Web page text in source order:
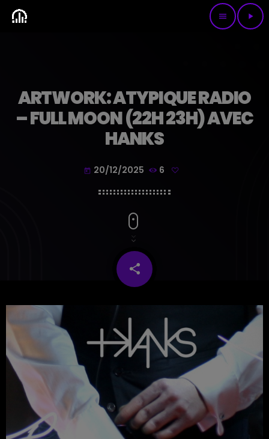
menu play_arrow
ARTWORK: ATYPIQUE RADIO
– FULL MOON (22H 23H) AVEC
HANKS
today 20/12/2025 6
share
email